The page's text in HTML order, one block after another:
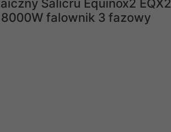
Salicru Equinox2 EQX2
falownik 3 fazowy